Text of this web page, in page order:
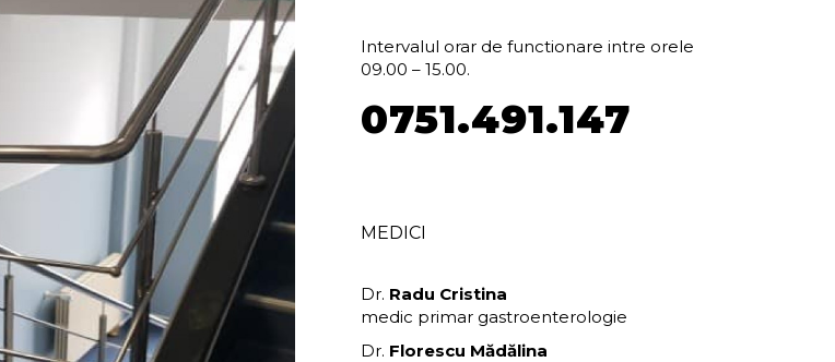
Intervalul orar de functionare intre orele
09.00 – 15.00.
0751.491.147
MEDICI
Dr. Radu Cristina
medic primar gastroenterologie
Dr. Florescu Mădălina